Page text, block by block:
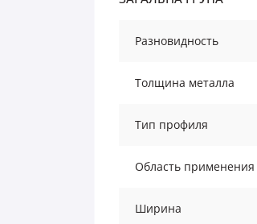
Разновидность
Толщина металла
Тип профиля
Область применения
Ширина